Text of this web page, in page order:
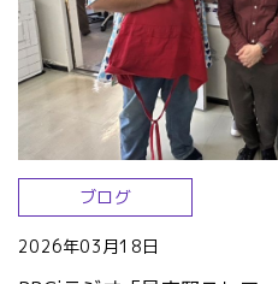
ブログ
2026年03月18日